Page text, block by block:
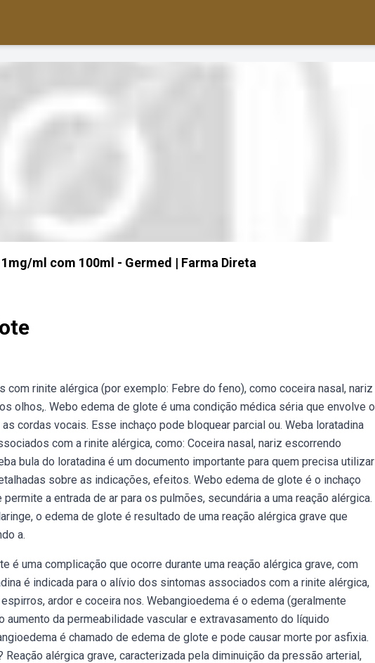
ml com 100ml - Germed | Farma Direta
rinite alérgica (por exemplo: Febre do feno), como coceira nasal, nariz
olhos,. Webo edema de glote é uma condição médica séria que envolve o
cordas vocais. Esse inchaço pode bloquear parcial ou. Weba loratadina
com a rinite alérgica, como: Coceira nasal, nariz escorrendo
bula do loratadina é um documento importante para quem precisa utilizar
sobre as indicações, efeitos. Webo edema de glote é o inchaço
a entrada de ar para os pulmões, secundária a uma reação alérgica.
o edema de glote é resultado de uma reação alérgica grave que
a.
é uma complicação que ocorre durante uma reação alérgica grave, com
é indicada para o alívio dos sintomas associados com a rinite alérgica,
ardor e coceira nos. Webangioedema é o edema (geralmente
da permeabilidade vascular e extravasamento do líquido
é chamado de edema de glote e pode causar morte por asfixia.
alérgica grave, caracterizada pela diminuição da pressão arterial,